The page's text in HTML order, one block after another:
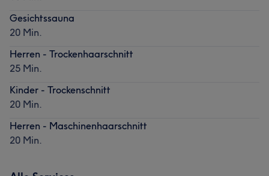
Gesichtssauna
20 Min.
Herren - Trockenhaarschnitt
25 Min.
Kinder - Trockenschnitt
20 Min.
Herren - Maschinenhaarschnitt
20 Min.